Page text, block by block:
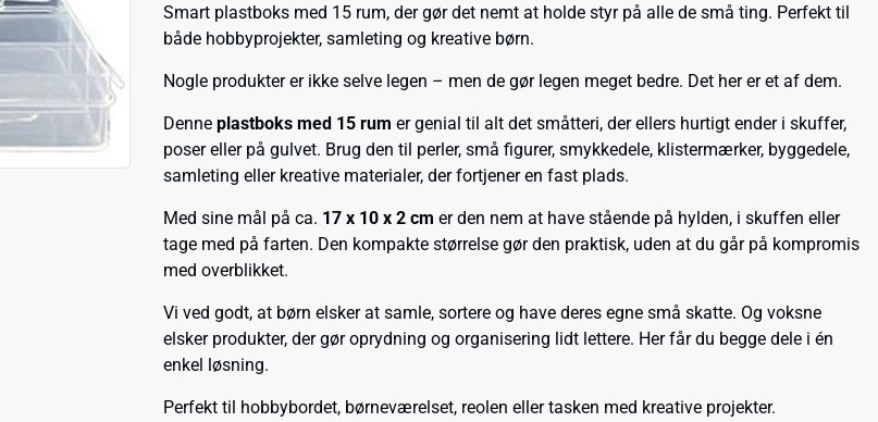
Smart plastboks med 15 rum, der gør det nemt at holde styr på alle de små ting. Perfekt til
både hobbyprojekter, samleting og kreative børn.
Nogle produkter er ikke selve legen – men de gør legen meget bedre. Det her er et af dem.
Denne plastboks med 15 rum er genial til alt det småtteri, der ellers hurtigt ender i skuffer,
poser eller på gulvet. Brug den til perler, små figurer, smykkedele, klistermærker, byggedele,
samleting eller kreative materialer, der fortjener en fast plads.
Med sine mål på ca. 17 x 10 x 2 cm er den nem at have stående på hylden, i skuffen eller
tage med på farten. Den kompakte størrelse gør den praktisk, uden at du går på kompromis
med overblikket.
Vi ved godt, at børn elsker at samle, sortere og have deres egne små skatte. Og voksne
elsker produkter, der gør oprydning og organisering lidt lettere. Her får du begge dele i én
enkel løsning.
Perfekt til hobbybordet, børneværelset, reolen eller tasken med kreative projekter.